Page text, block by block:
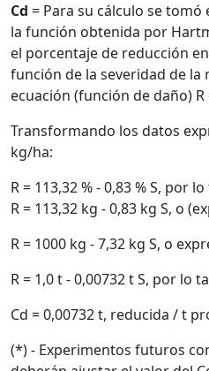
Cd = Para su cálculo se
la función obtenida por
el porcentaje de reducción
función de la severidad de la
ecuación (función de daño) R
Transformando los datos
kg/ha:
R = 113,32 % - 0,83 % S, por
R = 113,32 kg - 0,83 kg S, o
R = 1000 kg - 7,32 kg S, o
R = 1,0 t - 0,00732 t S, por lo
Cd = 0,00732 t, reducida / t
(*) - Experimentos futuros